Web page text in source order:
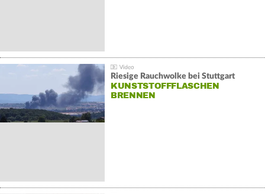
Riesige Rauchwolke bei Stuttgart
KUNSTSTOFFFLASCHEN
BRENNEN